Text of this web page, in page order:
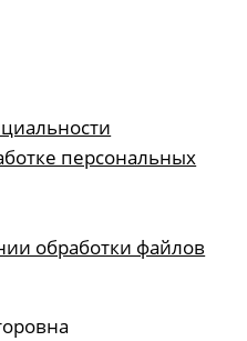
персональных
обработки файлов